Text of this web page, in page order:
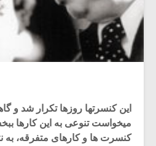
این کنسرتها روزها تکرار شد و
میخواست تنوعی به این کارها
کنسرت ها و کارهای متفرقه، به